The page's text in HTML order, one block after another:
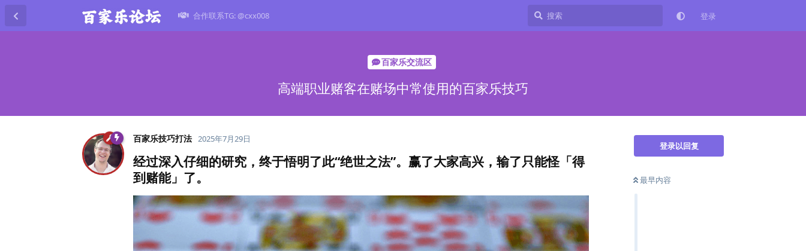
合作联系TG: @cxx008 登录
百家乐交流区
高端职业赌客在赌场中常使用的百家乐技巧
登录以回复
最早内容
百家乐技巧打法 2025年7月29日
经过深入仔细的研究，终于悟明了此“绝世之法”。赢了大家高兴，输了只能怪「得
到赌能」了。